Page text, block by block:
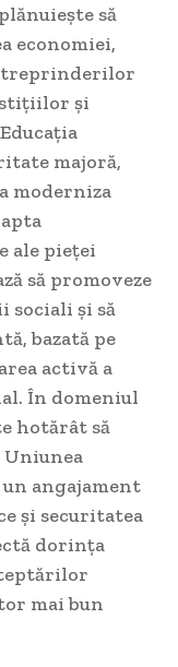
să
economiei,
și
majoră,
moderniza
ale pieței
să promoveze
sociali și să
bazată pe
activă a
În domeniul
hotărât să
angajament
și securitatea
dorința
mai bun